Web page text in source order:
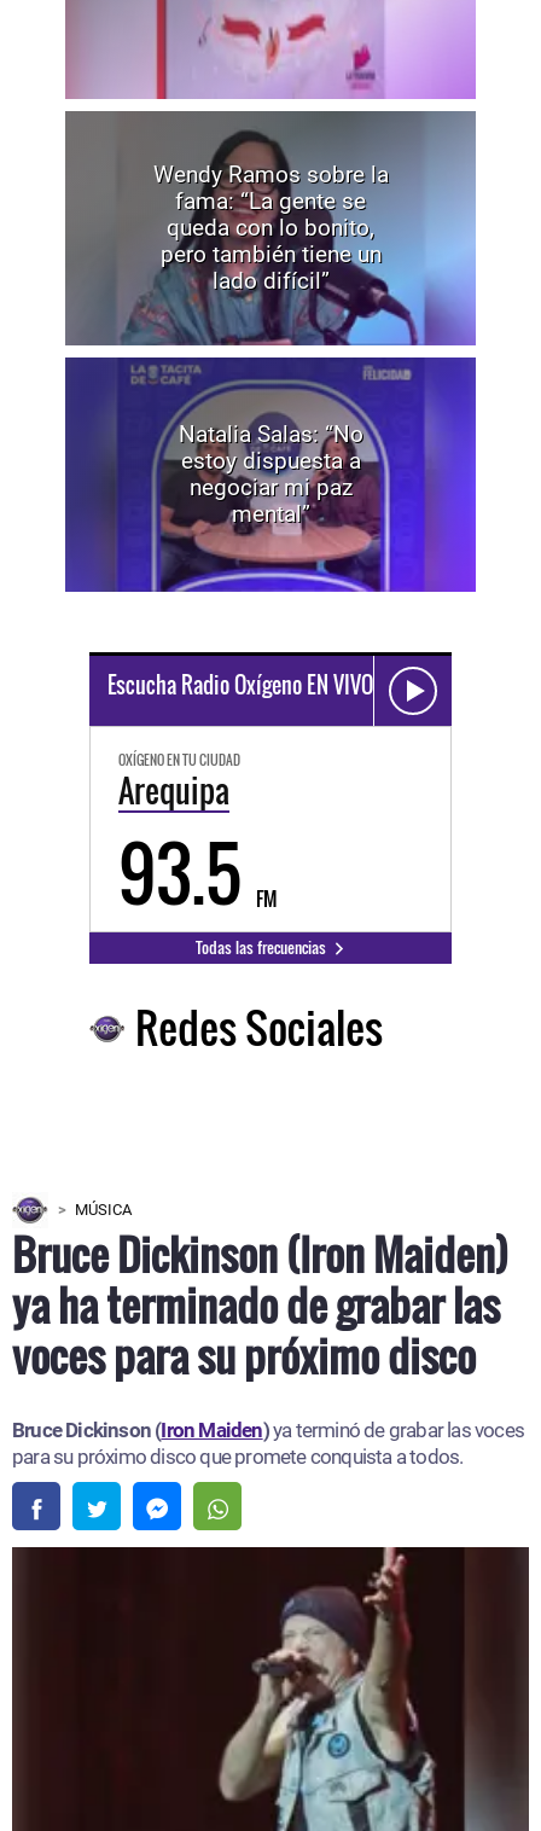
Wendy Ramos sobre la
fama: “La gente se
queda con lo bonito,
pero también tiene un
lado difícil”
Natalia Salas: “No
estoy dispuesta a
negociar mi paz
mental”
Escucha Radio Oxígeno EN VIVO
OXÍGENO EN TU CIUDAD
Arequipa
93.5 FM
Todas las frecuencias
Redes Sociales
MÚSICA
Bruce Dickinson (Iron Maiden)
ya ha terminado de grabar las
voces para su próximo disco
Bruce Dickinson (Iron Maiden)ya terminó de grabar las voces
para su próximo disco que promete conquista a todos.